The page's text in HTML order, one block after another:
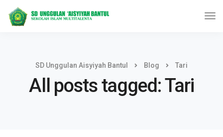
SD Unggulan Aisyiyah Bantul Blog Tari
All posts tagged: Tari